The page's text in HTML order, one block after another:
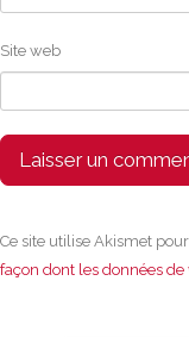
Site web
Ce site utilise Akismet
façon dont les données